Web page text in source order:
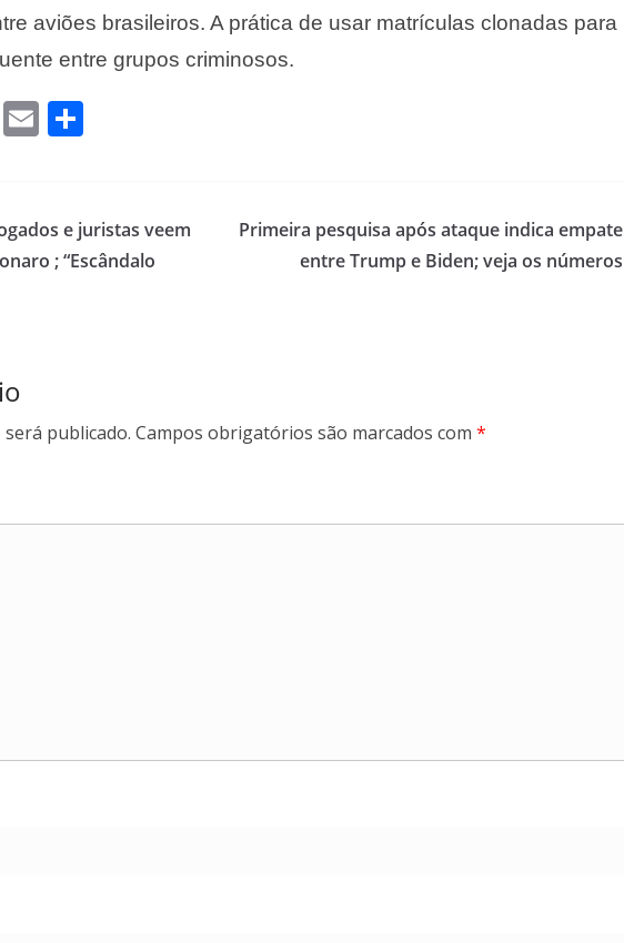
aviões brasileiros. A prática de usar matrículas clonadas para
entre grupos criminosos.
G E
l e
e juristas veem
; “Escândalo
Primeira pesquisa após ataque indica empate
entre Trump e Biden; veja os números
publicado. Campos obrigatórios são marcados com *